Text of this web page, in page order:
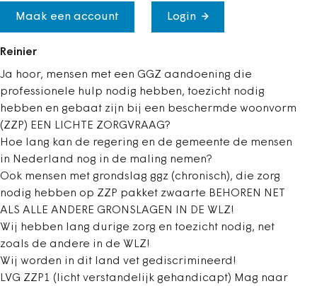
Maak een account Login
Reinier
Ja hoor, mensen met een GGZ aandoening die
professionele hulp nodig hebben, toezicht nodig
hebben en gebaat zijn bij een beschermde woonvorm
(ZZP) EEN LICHTE ZORGVRAAG?
Hoe lang kan de regering en de gemeente de mensen
in Nederland nog in de maling nemen?
Ook mensen met grondslag ggz (chronisch), die zorg
nodig hebben op ZZP pakket zwaarte BEHOREN NET
ALS ALLE ANDERE GRONSLAGEN IN DE WLZ!
Wij hebben lang durige zorg en toezicht nodig, net
zoals de andere in de WLZ!
Wij worden in dit land vet gediscrimineerd!
LVG ZZP1 (licht verstandelijk gehandicapt) Mag naar